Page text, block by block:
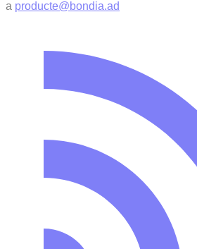
a producte@bondia.ad